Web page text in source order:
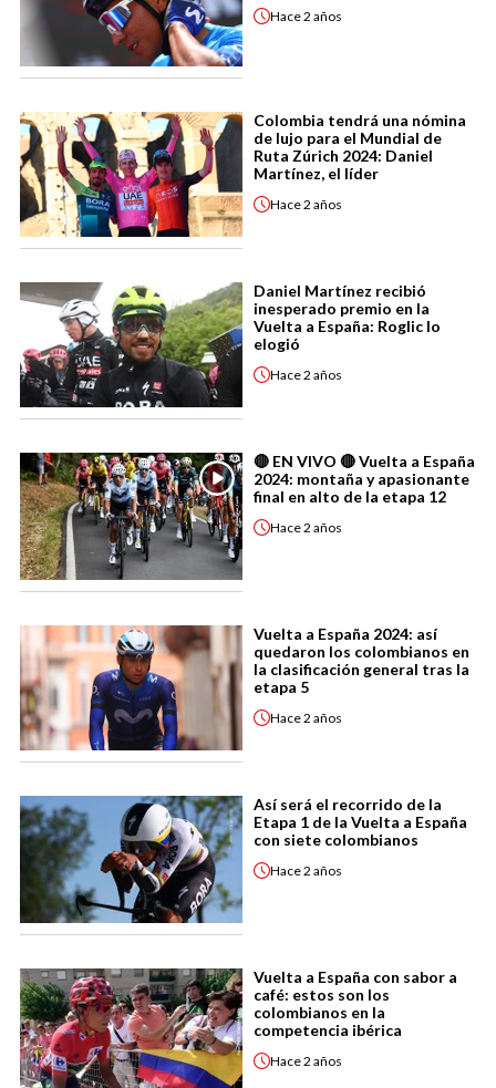
Hace2 años
Colombia tendrá una nómina
de lujo para el Mundial de
Ruta Zúrich 2024: Daniel
Martínez, el líder
Hace2 años
Daniel Martínez recibió
inesperado premio en la
Vuelta a España: Roglic lo
elogió
Hace2 años
🔴 EN VIVO 🔴 Vuelta a España
2024: montaña y apasionante
final en alto de la etapa 12
Hace2 años
Vuelta a España 2024: así
quedaron los colombianos en
la clasificación general tras la
etapa 5
Hace2 años
Así será el recorrido de la
Etapa 1 de la Vuelta a España
con siete colombianos
Hace2 años
Vuelta a España con sabor a
café: estos son los
colombianos en la
competencia ibérica
Hace2 años